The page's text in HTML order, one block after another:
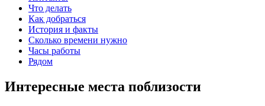
Что делать
Как добраться
История и факты
Сколько времени нужно
Часы работы
Рядом
Интересные места поблизости